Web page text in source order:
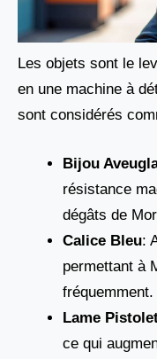
Les objets sont le
en une machine à
sont considérés
Bijou
résistance
dégâts de
Calice Bleu:
permettant à
fréquemment.
Lame
ce qui